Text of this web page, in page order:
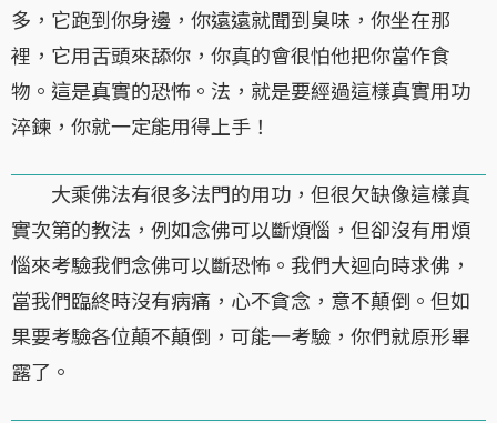
多，它跑到你身邊，你遠遠就聞到臭味，你坐在那
裡，它用舌頭來舔你，你真的會很怕他把你當作食
物。這是真實的恐怖。法，就是要經過這樣真實用功
淬鍊，你就一定能用得上手！
大乘佛法有很多法門的用功，但很欠缺像這樣真
實次第的教法，例如念佛可以斷煩惱，但卻沒有用煩
惱來考驗我們念佛可以斷恐怖。我們大迴向時求佛，
當我們臨終時沒有病痛，心不貪念，意不顛倒。但如
果要考驗各位顛不顛倒，可能一考驗，你們就原形畢
露了。